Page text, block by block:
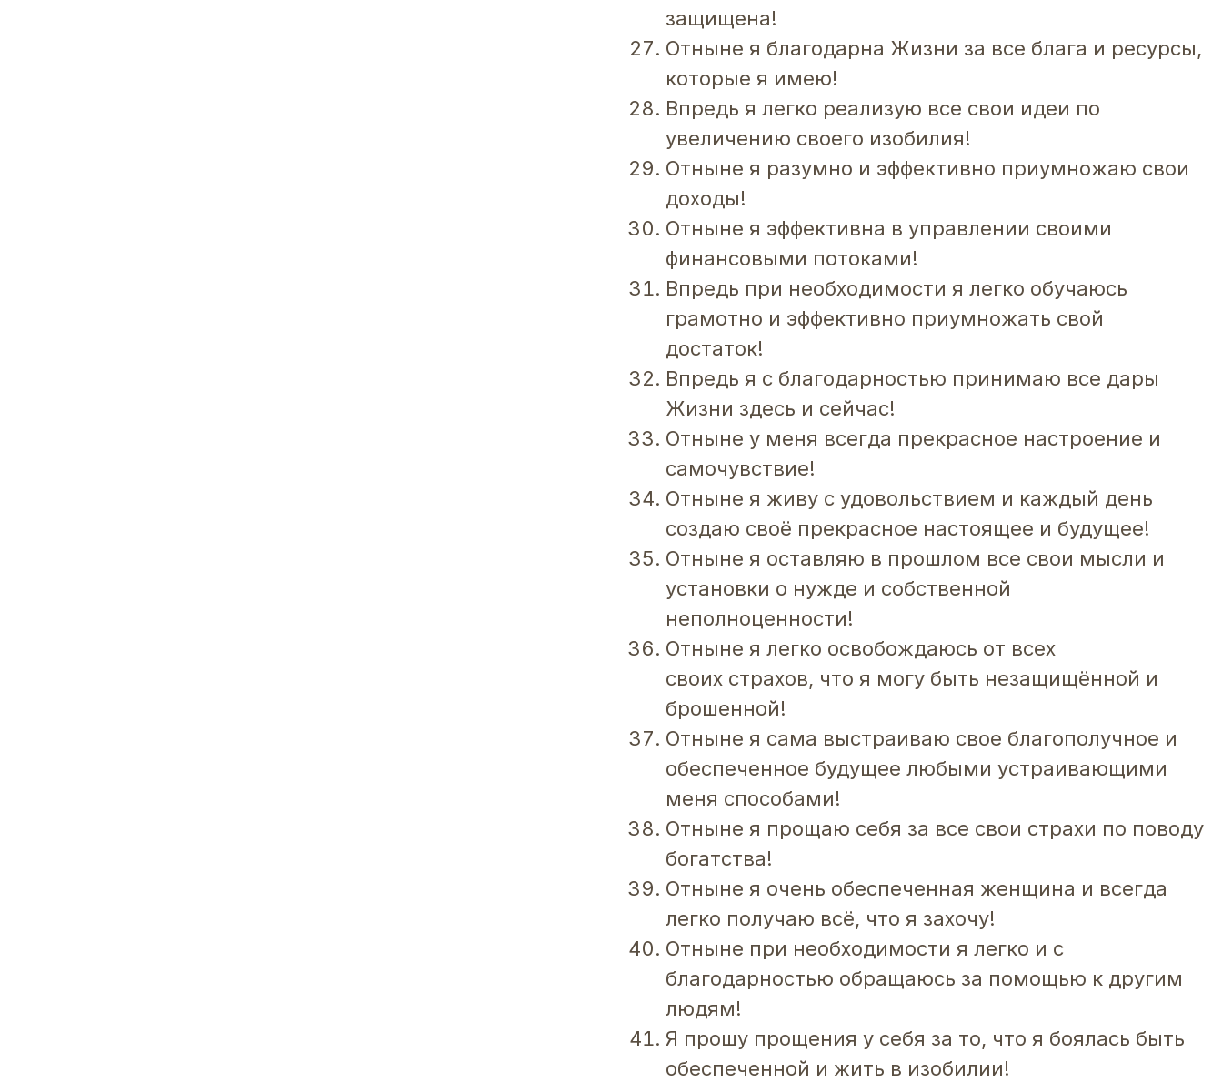
защищена!
Отныне я благодарна Жизни за все блага и ресурсы,
которые я имею!
Впредь я легко реализую все свои идеи по
увеличению своего изобилия!
Отныне я разумно и эффективно приумножаю свои
доходы!
Отныне я эффективна в управлении своими
финансовыми потоками!
Впредь при необходимости я легко обучаюсь
грамотно и эффективно приумножать свой
достаток!
Впредь я с благодарностью принимаю все дары
Жизни здесь и сейчас!
Отныне у меня всегда прекрасное настроение и
самочувствие!
Отныне я живу с удовольствием и каждый день
создаю своё прекрасное настоящее и будущее!
Отныне я оставляю в прошлом все свои мысли и
установки о нужде и собственной
неполноценности!
Отныне я легко освобождаюсь от всех
своих страхов, что я могу быть незащищённой и
брошенной!
Отныне я сама выстраиваю свое благополучное и
обеспеченное будущее любыми устраивающими
меня способами!
Отныне я прощаю себя за все свои страхи по поводу
богатства!
Отныне я очень обеспеченная женщина и всегда
легко получаю всё, что я захочу!
Отныне при необходимости я легко и с
благодарностью обращаюсь за помощью к другим
людям!
Я прошу прощения у себя за то, что я боялась быть
обеспеченной и жить в изобилии!